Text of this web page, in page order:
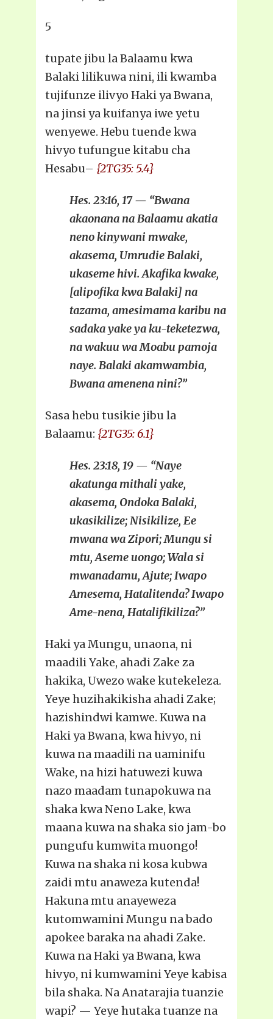
5
tupate jibu la Balaamu kwa
Balaki lilikuwa nini, ili kwamba
tujifunze ilivyo Haki ya Bwana,
na jinsi ya kuifanya iwe yetu
wenyewe. Hebu tuende kwa
hivyo tufungue kitabu cha
Hesabu– {2TG35: 5.4}
Hes. 23:16, 17 — “Bwana
akaonana na Balaamu akatia
neno kinywani mwake,
akasema, Umrudie Balaki,
ukaseme hivi. Akafika kwake,
[alipofika kwa Balaki] na
tazama, amesimama karibu na
sadaka yake ya ku-teketezwa,
na wakuu wa Moabu pamoja
naye. Balaki akamwambia,
Bwana amenena nini?”
Sasa hebu tusikie jibu la
Balaamu: {2TG35: 6.1}
Hes. 23:18, 19 — “Naye
akatunga mithali yake,
akasema, Ondoka Balaki,
ukasikilize; Nisikilize, Ee
mwana wa Zipori; Mungu si
mtu, Aseme uongo; Wala si
mwanadamu, Ajute; Iwapo
Amesema, Hatalitenda? Iwapo
Ame-nena, Hatalifikiliza?”
Haki ya Mungu, unaona, ni
maadili Yake, ahadi Zake za
hakika, Uwezo wake kutekeleza.
Yeye huzihakikisha ahadi Zake;
hazishindwi kamwe. Kuwa na
Haki ya Bwana, kwa hivyo, ni
kuwa na maadili na uaminifu
Wake, na hizi hatuwezi kuwa
nazo maadam tunapokuwa na
shaka kwa Neno Lake, kwa
maana kuwa na shaka sio jam-bo
pungufu kumwita muongo!
Kuwa na shaka ni kosa kubwa
zaidi mtu anaweza kutenda!
Hakuna mtu anayeweza
kutomwamini Mungu na bado
apokee baraka na ahadi Zake.
Kuwa na Haki ya Bwana, kwa
hivyo, ni kumwamini Yeye kabisa
bila shaka. Na Anatarajia tuanzie
wapi? — Yeye hutaka tuanze na